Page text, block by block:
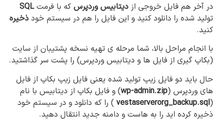
در آخر هم فایل خروجی از دیتابیس وردپرس که با فرمتSQL
تولید شده را دانلود کنید و این فایل را هم در سیستم خود ذخیره
کنید.
با انجام مراحل بالا، شما مرحله ی تهیه نسخه پشتیبان از سایت
(بکاپ گیری از فایل ها و دیتابیس وردپرس) را پشت سر گذاشتید.
حال باید دو فایل زیپ تولید شده یعنی فایل زیپ بکاپ از فایل
های وردپرس (wp-admin.zip) و فایل بکاپ از دیتابیس با نام
(
vestaserverorg_backup.sql ) را که دانلود و در سیستم خود
ذخیره کرده اید را به هاست و دامنه جدید انتقال دهید.